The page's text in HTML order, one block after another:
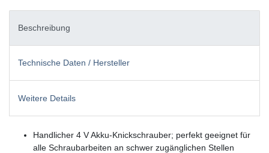
Beschreibung
Technische Daten / Hersteller
Weitere Details
Handlicher 4 V Akku-Knickschrauber; perfekt geeignet für
alle Schraubarbeiten an schwer zugänglichen Stellen